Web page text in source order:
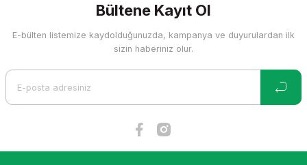
Görüş ve önerileriniz için teşekkür ederiz.
Ürün resmi kalitesiz, bozuk veya görüntülenemiyor.
Bültene Kayıt Ol
E-bülten listemize kaydolduğunuzda, kampanya ve duyurulardan ilk
sizin haberiniz olur.